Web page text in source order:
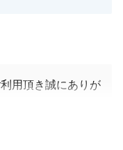
用頂き誠にありが